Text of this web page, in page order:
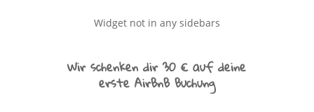
Widget not in any sidebars
Wir schenken dir 30 € auf deine
erste AirBnB Buchung